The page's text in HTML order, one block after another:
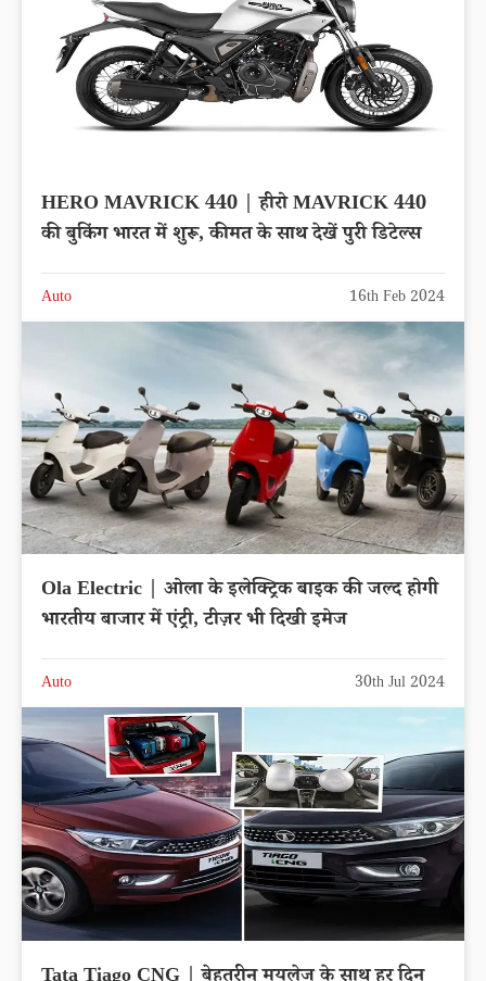
HERO MAVRICK 440 | हीरो MAVRICK 440
की बुकिंग भारत में शुरू, कीमत के साथ देखें पुरी डिटेल्स
Auto 16th Feb 2024
Ola Electric | ओला के इलेक्ट्रिक बाइक की जल्द होगी
भारतीय बाजार में एंट्री, टीज़र भी दिखी इमेज
Auto 30th Jul 2024